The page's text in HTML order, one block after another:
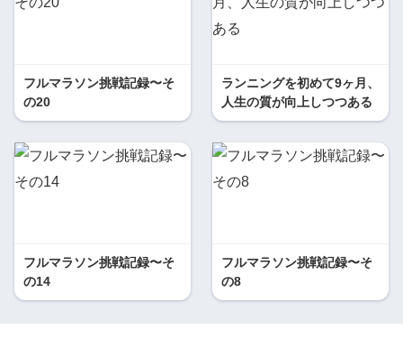
フルマラソン挑戦記録〜そ
の20
ランニングを初めて9ヶ月、
人生の質が向上しつつある
フルマラソン挑戦記録〜そ
の14
フルマラソン挑戦記録〜そ
の8